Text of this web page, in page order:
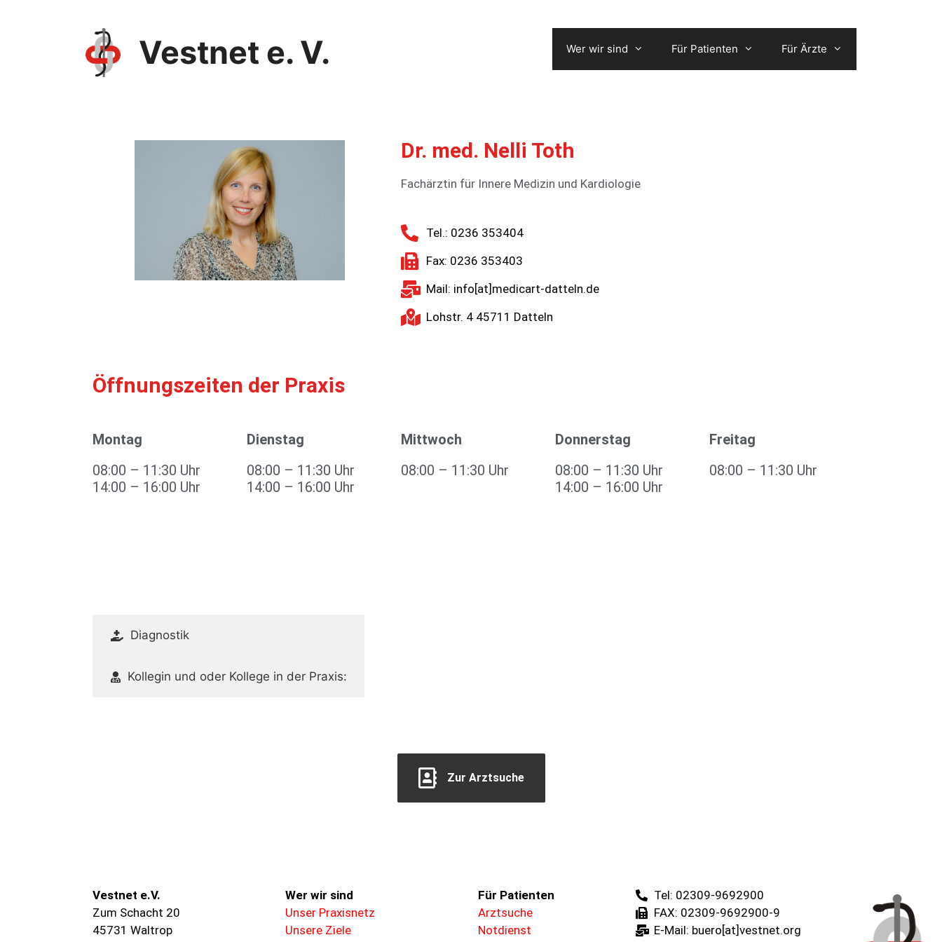
Vestnet e. V. Wer wir sind Für Patienten Für Ärzte
Dr. med. Nelli Toth
Fachärztin für Innere Medizin und Kardiologie
Tel.: 0236 353404
Fax: 0236 353403
Mail: info[at]medicart-datteln.de
Lohstr. 4 45711 Datteln
Öffnungszeiten der Praxis
Montag
08:00 – 11:30 Uhr
14:00 – 16:00 Uhr
Dienstag
08:00 – 11:30 Uhr
14:00 – 16:00 Uhr
Mittwoch
08:00 – 11:30 Uhr
Donnerstag
08:00 – 11:30 Uhr
14:00 – 16:00 Uhr
Freitag
08:00 – 11:30 Uhr
Diagnostik
Kollegin und oder Kollege in der Praxis:
Zur Arztsuche
Vestnet e.V.
Zum Schacht 20
45731 Waltrop
Wer wir sind
Unser Praxisnetz
Unsere Ziele
Für Patienten
Arztsuche
Notdienst
Tel: 02309-9692900
FAX: 02309-9692900-9
E-Mail: buero[at]vestnet.org